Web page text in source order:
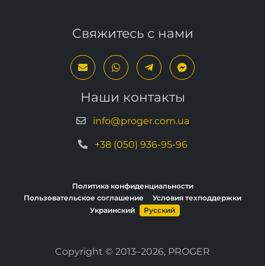
Свяжитесь с нами
Наши контакты
info@proger.com.ua
+38 (050) 936-95-96
Политика конфиденциальности
Пользовательское соглашение
Условия техподдержки
Украинский
Русский
Copyright © 2013–2026, PROGER